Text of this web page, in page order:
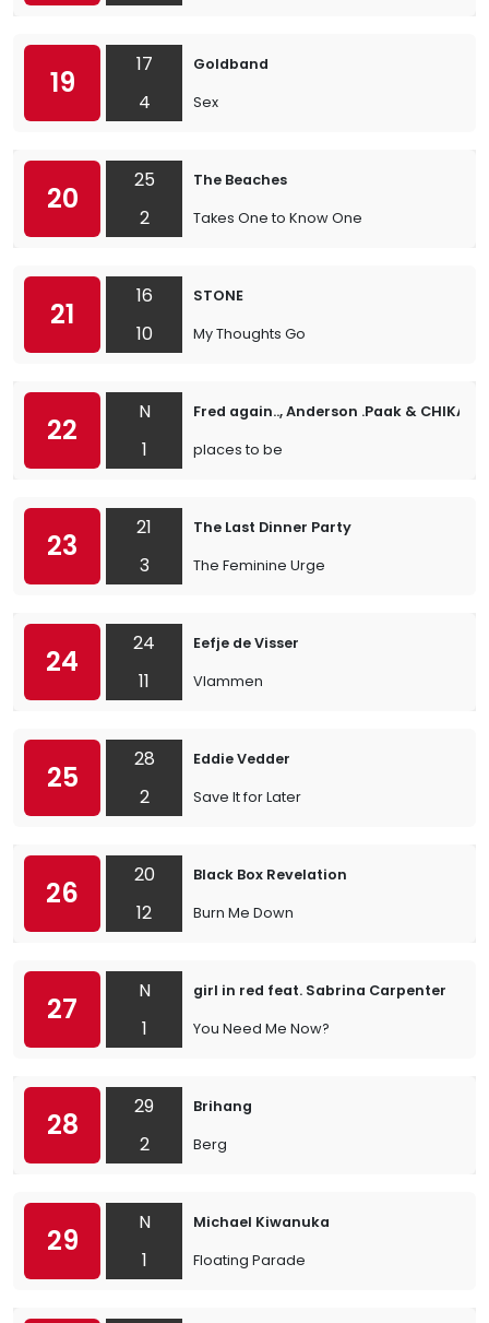
19
17
4
Goldband
Sex
20
25
2
The Beaches
Takes One to Know One
21
16
10
STONE
My Thoughts Go
22
N
1
Fred again.., Anderson .Paak & CHIKA
places to be
23
21
3
The Last Dinner Party
The Feminine Urge
24
24
11
Eefje de Visser
Vlammen
25
28
2
Eddie Vedder
Save It for Later
26
20
12
Black Box Revelation
Burn Me Down
27
N
1
girl in red feat. Sabrina Carpenter
You Need Me Now?
28
29
2
Brihang
Berg
29
N
1
Michael Kiwanuka
Floating Parade